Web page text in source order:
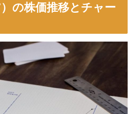
の株価推移とチャー